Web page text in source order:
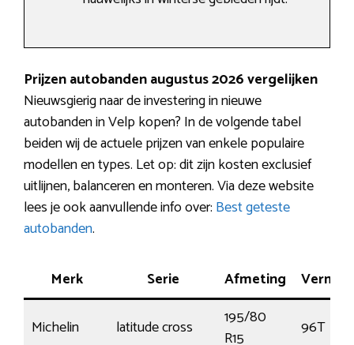
Prijzen autobanden augustus 2026 vergelijken
Nieuwsgierig naar de investering in nieuwe
autobanden in Velp kopen? In de volgende tabel
beiden wij de actuele prijzen van enkele populaire
modellen en types. Let op: dit zijn kosten exclusief
uitlijnen, balanceren en monteren. Via deze website
lees je ook aanvullende info over: Best geteste
autobanden.
Merk Serie Afmeting
Michelin latitude cross
195/80
R15
96T